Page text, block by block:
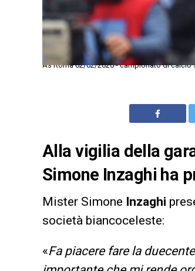
As Roma 02/02/2020 - campionato di
Alla vigilia della
Simone Inzaghi ha
Mister Simone Inzaghi
società biancoceleste:
«Fa piacere fare la